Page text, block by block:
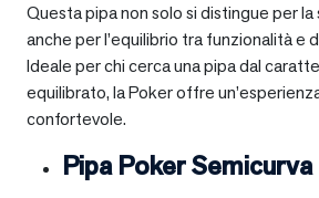
Questa pipa non solo si distingue per la
anche per l’equilibrio tra funzionalità e
Ideale per chi cerca una pipa dal
equilibrato, la Poker offre
confortevole.
Pipa Poker Semicurva